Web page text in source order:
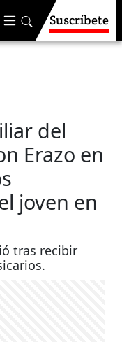
Suscríbete
del
Erazo en
joven en
tras recibir